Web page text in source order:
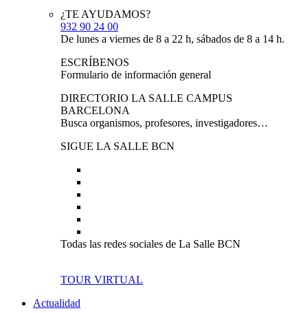
¿TE AYUDAMOS?
932 90 24 00
De lunes a viernes de 8 a 22 h, sábados de 8 a 14 h.
ESCRÍBENOS
Formulario de información general
DIRECTORIO LA SALLE CAMPUS
BARCELONA
Busca organismos, profesores, investigadores…
SIGUE LA SALLE BCN
Todas las redes sociales de La Salle BCN
TOUR VIRTUAL
Actualidad